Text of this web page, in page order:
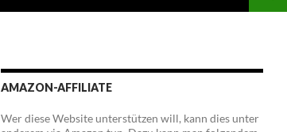
AMAZON-AFFILIATE
Wer diese Website unterstützen will, kann dies unter